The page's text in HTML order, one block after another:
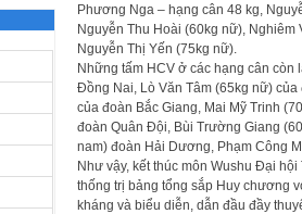
Phương Nga – hạng cân 48 kg,
Nguyễn Thu Hoài (60kg nữ), Nghiêm
Nguyễn Thị Yến (75kg nữ).
Những tấm HCV ở các hạng cân
Đồng Nai, Lò Văn Tâm (65kg nữ)
của đoàn Bắc Giang, Mai Mỹ Trinh
đoàn Quân Đội, Bùi Trường Giang
nam) đoàn Hải Dương, Phạm Công
Như vậy, kết thúc môn Wushu Đại
thống trị bảng tổng sắp Huy chương
kháng và biểu diễn, dẫn đầu đầy